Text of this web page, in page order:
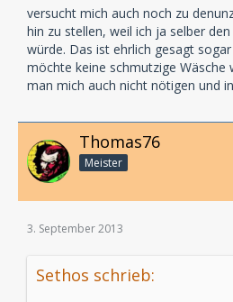
versucht mich auch noch zu
hin zu stellen, weil ich ja selber
würde. Das ist ehrlich gesagt
möchte keine schmutzige Wäsche
man mich auch nicht nötigen und
Thomas76
Meister
3. September 2013
Sethos schrieb: